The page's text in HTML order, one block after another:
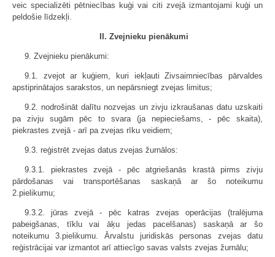
veic specializēti pētniecības kuģi vai citi zvejā izmantojami kuģi un
peldošie līdzekļi.
II. Zvejnieku pienākumi
9. Zvejnieku pienākumi:
9.1. zvejot ar kuģiem, kuri iekļauti Zivsaimniecības pārvaldes
apstiprinātajos sarakstos, un nepārsniegt zvejas limitus;
9.2. nodrošināt dalītu nozvejas un zivju izkraušanas datu uzskaiti
pa zivju sugām pēc to svara (ja nepieciešams, - pēc skaita),
piekrastes zvejā - arī pa zvejas rīku veidiem;
9.3. reģistrēt zvejas datus zvejas žurnālos:
9.3.1. piekrastes zvejā - pēc atgriešanās krastā pirms zivju
pārdošanas vai transportēšanas saskaņā ar šo noteikumu
2.pielikumu;
9.3.2. jūras zvejā - pēc katras zvejas operācijas (tralējuma
pabeigšanas, tīklu vai āķu jedas pacelšanas) saskaņā ar šo
noteikumu 3.pielikumu. Ārvalstu juridiskās personas zvejas datu
reģistrācijai var izmantot arī attiecīgo savas valsts zvejas žurnālu;